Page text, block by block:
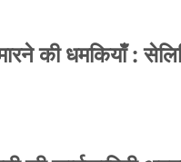
की धमकियाँ :